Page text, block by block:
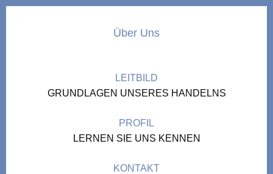
Über Uns
LEITBILD
GRUNDLAGEN UNSERES HANDELNS
PROFIL
LERNEN SIE UNS KENNEN
KONTAKT